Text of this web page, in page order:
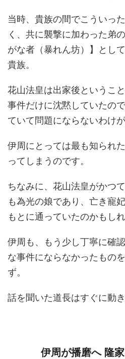
当時、貴族の間でこういっ
く、共に襲撃に加わった弟
がな者（暴れん坊）】とし
貴族。
花山法皇は出家後というこ
事件だけに沈黙していたの
ていて問題にならないわけが
伊周にとっては最も知られ
ってしまうのです。
ちなみに、花山法皇がかつ
も為光の娘であり、亡き寵
もとに通っていたのかもしれ
伊周も、もう少し丁寧に確
な事件にならなかったもの
ず。
話を聞いた道長はすぐに動き
伊周が播磨へ 隆